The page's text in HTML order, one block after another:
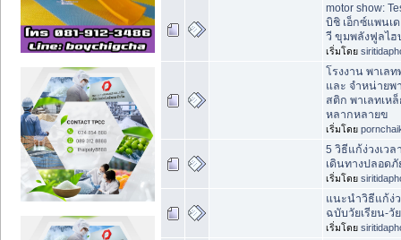
motor show:
บิชิ เอ็กซ์แพนเ
วี ขุมพลังฟูลไฮ
เริ่มโดย
โรงงาน พาเล
และ จำหน่ายพ
สติก พาเลทเห
หลากหลายข
เริ่มโดย
5 วิธีแก้ง่วงเว
เดินทางปลอดภั
เริ่มโดย
แนะนำวิธีแก้ง่
ฉบับวัยเรียน-วั
เริ่มโดย